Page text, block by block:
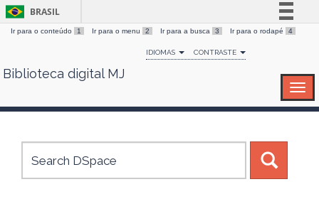
Skip
BRASIL
Simplifique!
Comunica BR
Canais
Ir para o conteúdo 1 Ir para o menu 2 Ir para a busca 3 Ir para o rodapé 4
IDIOMAS CONTRASTE
Biblioteca digital MJ